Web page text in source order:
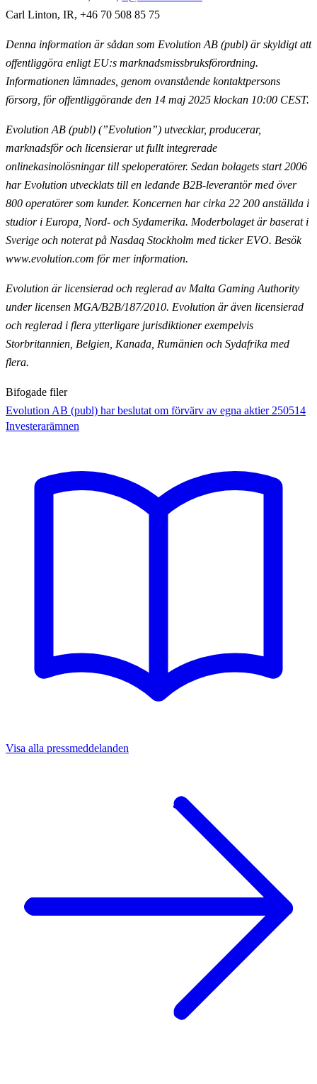
Carl Linton, IR, +46 70 508 85 75
Denna information är sådan som Evolution AB (publ) är skyldigt att
offentliggöra enligt EU:s marknadsmissbruksförordning.
Informationen lämnades, genom ovanstående kontaktpersons
försorg, för offentliggörande den 14 maj 2025 klockan 10:00 CEST.
Evolution AB (publ) (”Evolution”) utvecklar, producerar,
marknadsför och licensierar ut fullt integrerade
onlinekasinolösningar till speloperatörer. Sedan bolagets start 2006
har Evolution utvecklats till en ledande B2B-leverantör med över
800 operatörer som kunder. Koncernen har cirka 22 200 anställda i
studior i Europa, Nord- och Sydamerika. Moderbolaget är baserat i
Sverige och noterat på Nasdaq Stockholm med ticker EVO. Besök
www.evolution.com för mer information.
Evolution är licensierad och reglerad av Malta Gaming Authority
under licensen MGA/B2B/187/2010. Evolution är även licensierad
och reglerad i flera ytterligare jurisdiktioner exempelvis
Storbritannien, Belgien, Kanada, Rumänien och Sydafrika med
flera.
Bifogade filer
Evolution AB (publ) har beslutat om förvärv av egna aktier 250514
Investerarämnen
Visa alla pressmeddelanden